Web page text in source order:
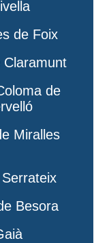
de Foix
Claramunt
de
Miralles
Besora